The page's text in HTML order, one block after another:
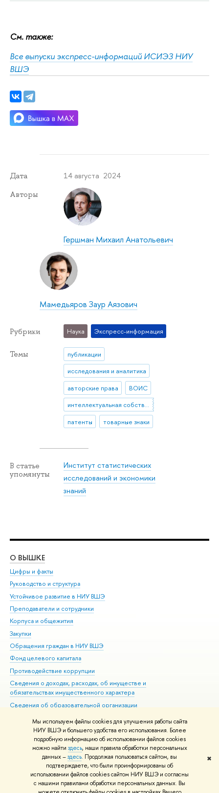
Мы используем файлы cookies для улучшения работы сайта
НИУ ВШЭ и большего удобства его использования. Более
подробную информацию об использовании файлов cookies
можно найти здесь, наши правила обработки персональных
данных –здесь. Продолжая пользоваться сайтом, вы
подтверждаете, что были проинформированы об
использовании файлов cookies сайтом НИУ ВШЭ и согласны
с нашими правилами обработки персональных данных. Вы
✖
См. также:
Все выпуски экспресс-информаций ИСИЭЗ НИУ
ВШЭ
Дата 14 августа 2024
Авторы
Гершман Михаил Анатольевич
Мамедьяров Заур Аязович
Рубрики Наука Экспресс-информация
Темы
публикации
исследования и аналитика
авторские права
ВОИС
интеллектуальная собственность
патенты
товарные знаки
В статье
упомянуты
Институт статистических
исследований и экономики
знаний
О ВЫШКЕ
Цифры и факты
Руководство и структура
Устойчивое развитие в НИУ ВШЭ
Преподаватели и сотрудники
Корпуса и общежития
Закупки
Обращения граждан в НИУ ВШЭ
Фонд целевого капитала
Противодействие коррупции
Сведения о доходах, расходах, об имуществе и
обязательствах имущественного характера
Сведения об образовательной организации
Людям с ограниченными возможностями здоровья
Единая платежная страница
Работа в Вышке
© НИУ ВШЭ 1993–2026 Адреса и контакты Условия использования
материалов Политика конфиденциальности Карта сайта